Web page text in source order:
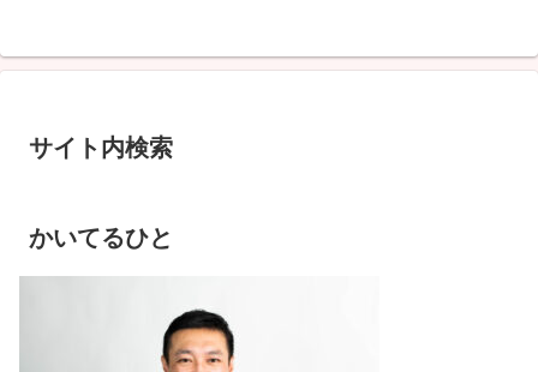
サイト内検索
かいてるひと